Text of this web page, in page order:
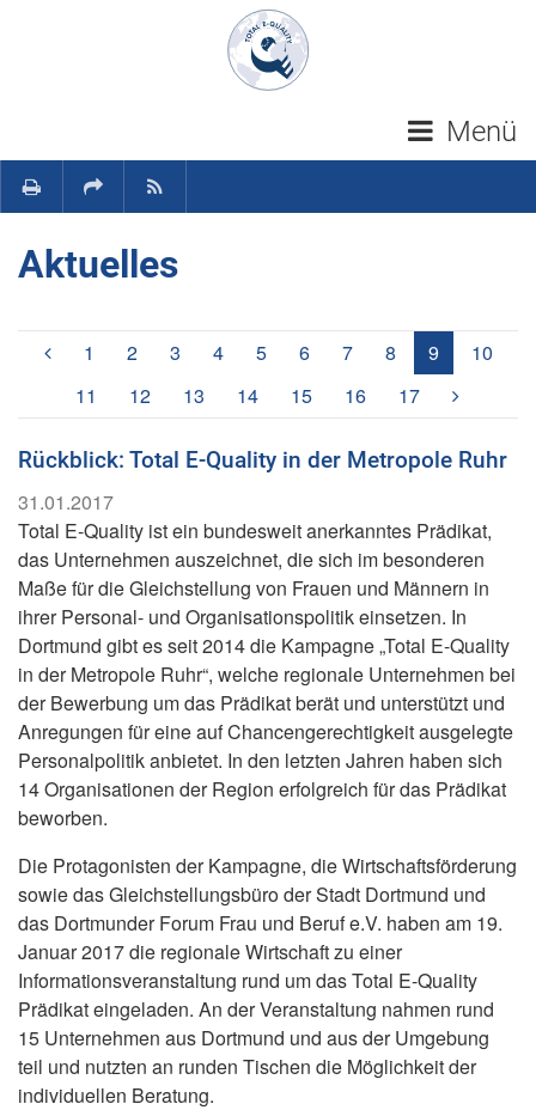
Navigation überspringen
Menü
Aktuelles
1 2 3 4 5 6 7 8 9(aktuell)
10
11
12 13 14 15 16 17
Rückblick: Total E-Quality in der Metropole Ruhr
31.01.2017
Total E-Quality ist ein bundesweit anerkanntes Prädikat,
das Unternehmen auszeichnet, die sich im besonderen
Maße für die Gleichstellung von Frauen und Männern in
ihrer Personal- und Organisationspolitik einsetzen. In
Dortmund gibt es seit 2014 die Kampagne „Total E-Quality
in der Metropole Ruhr“, welche regionale Unternehmen bei
der Bewerbung um das Prädikat berät und unterstützt und
Anregungen für eine auf Chancengerechtigkeit ausgelegte
Personalpolitik anbietet. In den letzten Jahren haben sich
14 Organisationen der Region erfolgreich für das Prädikat
beworben.
Die Protagonisten der Kampagne, die Wirtschaftsförderung
sowie das Gleichstellungsbüro der Stadt Dortmund und
das Dortmunder Forum Frau und Beruf e.V. haben am 19.
Januar 2017 die regionale Wirtschaft zu einer
Informationsveranstaltung rund um das Total E-Quality
Prädikat eingeladen. An der Veranstaltung nahmen rund
15 Unternehmen aus Dortmund und aus der Umgebung
teil und nutzten an runden Tischen die Möglichkeit der
individuellen Beratung.